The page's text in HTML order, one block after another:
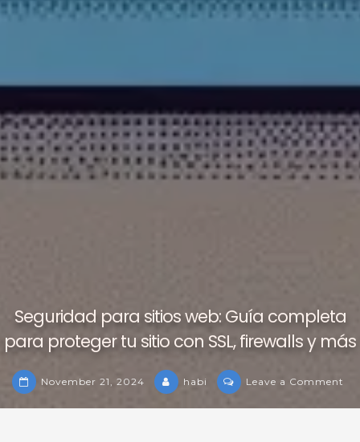
Seguridad para sitios web: Guía completa
para proteger tu sitio con SSL, firewalls y más
November 21, 2024 habi Leave a Comment